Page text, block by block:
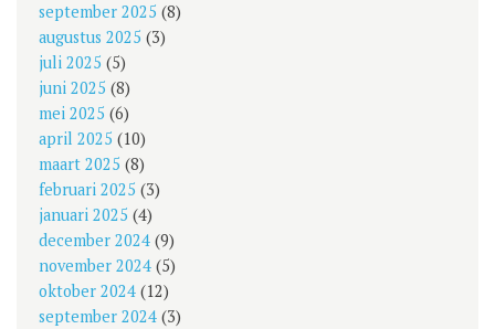
september 2025 (8)
augustus 2025 (3)
juli 2025 (5)
juni 2025 (8)
mei 2025 (6)
april 2025 (10)
maart 2025 (8)
februari 2025 (3)
januari 2025 (4)
december 2024 (9)
november 2024 (5)
oktober 2024 (12)
september 2024 (3)